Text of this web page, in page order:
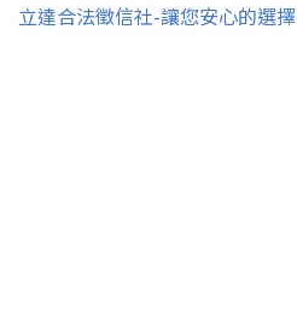
立達合法徵信社-讓您安心的選擇